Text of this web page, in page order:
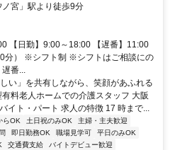
宮」駅より徒歩9分
【日勤】9:00～18:00 【遅番】11:00
分） ※シフト制 ※シフトはご相談にの
番...
い」を共有しながら、笑顔があふれる
料老人ホームでの介護スタッフ 大阪
イト・パート 求人の特徴 17 時まで...
らOK 土日祝のみOK
主婦・主夫歓迎
即日勤務OK 職場見学可
平日のみOK
交通費支給
バイトデビュー歓迎